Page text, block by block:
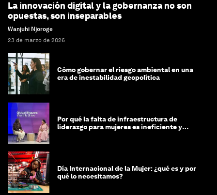
La innovación digital y la gobernanza no son
opuestas, son inseparables
Wanjuhi Njoroge
23 de marzo de 2026
Cómo gobernar el riesgo ambiental en una
era de inestabilidad geopolítica
Por qué la falta de infraestructura de
liderazgo para mujeres es ineficiente y
Día Internacional de la Mujer: ¿qué es y por
qué lo necesitamos?